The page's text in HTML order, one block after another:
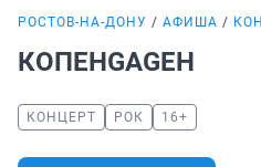
РОСТОВ-НА-ДОНУ АФИША
КОПЕНGАGЕН
КОНЦЕРТ РОК 16+